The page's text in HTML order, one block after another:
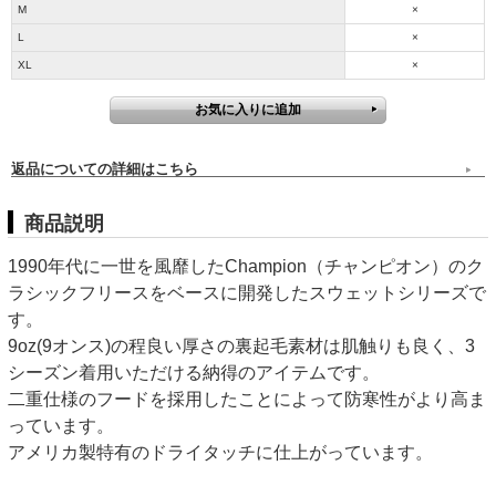
M ×
L ×
XL ×
返品についての詳細はこちら
商品説明
1990年代に一世を風靡したChampion（チャンピオン）のク
ラシックフリースをベースに開発したスウェットシリーズで
す。
9oz(9オンス)の程良い厚さの裏起毛素材は肌触りも良く、3
シーズン着用いただける納得のアイテムです。
二重仕様のフードを採用したことによって防寒性がより高ま
っています。
アメリカ製特有のドライタッチに仕上がっています。